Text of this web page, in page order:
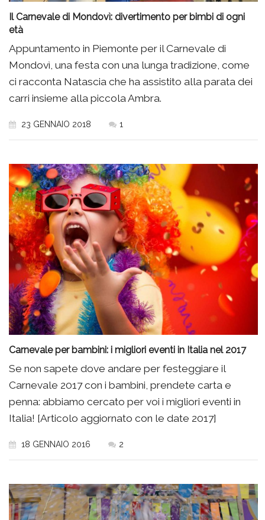
Il Carnevale di Mondovì: divertimento per bimbi di ogni
età
Appuntamento in Piemonte per il Carnevale di
Mondovì, una festa con una lunga tradizione, come
ci racconta Natascia che ha assistito alla parata dei
carri insieme alla piccola Ambra.
23 GENNAIO 2018 1
Carnevale per bambini: i migliori eventi in Italia nel 2017
Se non sapete dove andare per festeggiare il
Carnevale 2017 con i bambini, prendete carta e
penna: abbiamo cercato per voi i migliori eventi in
Italia! [Articolo aggiornato con le date 2017]
18 GENNAIO 2016 2